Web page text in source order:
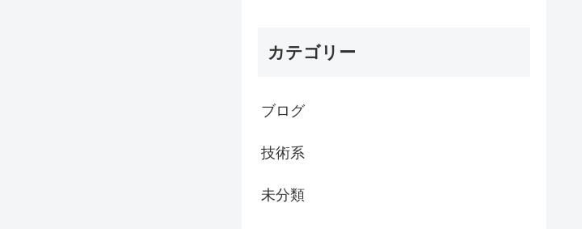
カテゴリー
ブログ
技術系
未分類